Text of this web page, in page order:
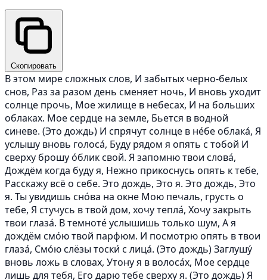
Скопировать
В этом мире сложных слов, И забытых черно-белых
снов, Раз за разом день сменяет ночь, И вновь уходит
солнце прочь, Мое жилище в небесах, И на больших
облаках. Мое сердце на земле, Бьется в водной
синеве. (Это дождь) И спрячут солнце в не́бе облака́, Я
услышу вновь голоса́, Буду рядом я опять с тобой И
сверху брошу о́блик свой. Я запомню твои слова́,
Дождём когда буду я, Нежно прикоснусь опять к тебе,
Расскажу всё о себе. Это дождь, Это я. Это дождь, Это
я. Ты увидишь сно́ва на окне Мою печаль, грусть о
тебе, Я стучусь в твой дом, хочу тепла́, Хочу закрыть
твои глаза́. В темноте́ услышишь только шум, А я
дождём смо́ю твой парфюм. И посмотрю опять в твои
глаза́, Смо́ю слёзы тоски́ с лица́. (Это дождь) Заглушу́
вновь ложь в словах, Утону я в волоса́х, Мое сердце
лишь для тебя, Его дарю тебе сверху я. (Это дождь) Я